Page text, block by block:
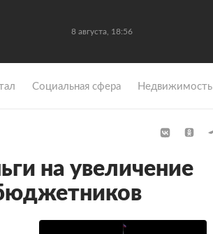
8 августа, 18:56
Социальная сфера Недвижимость
на увеличение